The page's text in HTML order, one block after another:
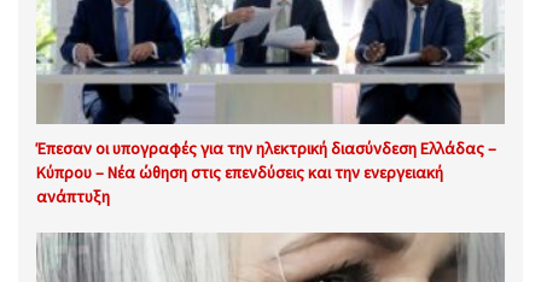
Έπεσαν οι υπογραφές για την ηλεκτρική διασύνδεση Ελλάδας –
Κύπρου – Νέα ώθηση στις επενδύσεις και την ενεργειακή
ανάπτυξη